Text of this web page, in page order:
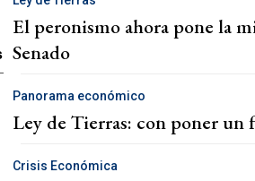
El peronismo ahora pone la
Senado
Panorama económico
Ley de Tierras: con poner un
Crisis Económica